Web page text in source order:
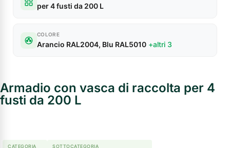
per 4 fusti da 200 L
COLORE
Arancio RAL2004, Blu RAL5010 +altri 3
Armadio con vasca di raccolta per 4
fusti da 200 L
CATEGORIA SOTTOCATEGORIA